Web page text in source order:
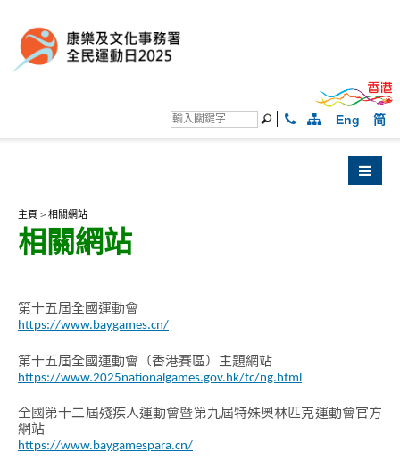
Eng 简
主頁 > 相關網站
相關網站
第十五屆全國運動會
https://www.baygames.cn/
第十五屆全國運動會（香港賽區）主題網站
https://www.2025nationalgames.gov.hk/tc/ng.html
全國第十二屆殘疾人運動會暨第九屆特殊奧林匹克運動會官方
網站
https://www.baygamespara.cn/